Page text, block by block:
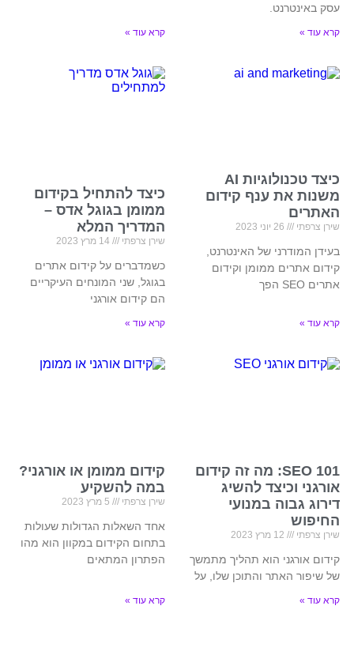
עסק באינטרנט.
קרא עוד » קרא עוד »
כיצד טכנולוגיות AI
משנות את ענף קידום
האתרים
שירן צרפתי
בעידן המודרני של האינטרנט,
קידום אתרים ממומן וקידום
אתרים SEO הפך
קרא עוד »
כיצד להתחיל בקידום
ממומן בגוגל אדס –
המדריך המלא
שירן צרפתי
כשמדברים על קידום אתרים
בגוגל, שני המונחים העיקריים
הם קידום אורגני
קרא עוד »
SEO 101: מה זה קידום
אורגני וכיצד להשיג
דירוג גבוה במנועי
החיפוש
שירן צרפתי
קידום אורגני הוא תהליך מתמשך
של שיפור האתר והתוכן שלו, על
קרא עוד »
קידום ממומן או אורגני?
במה להשקיע
שירן צרפתי
אחד השאלות הגדולות שעולות
בתחום הקידום במקוון הוא מהו
הפתרון המתאים
קרא עוד »